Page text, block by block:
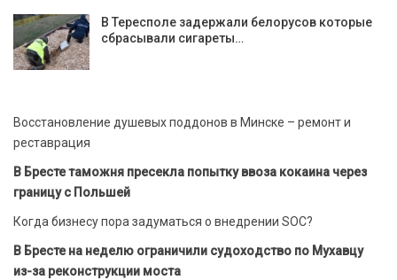
В Тересполе задержали белорусов которые
сбрасывали сигареты…
Восстановление душевых поддонов в Минске – ремонт и
реставрация
В Бресте таможня пресекла попытку ввоза кокаина через
границу с Польшей
Когда бизнесу пора задуматься о внедрении SOC?
В Бресте на неделю ограничили судоходство по Мухавцу
из-за реконструкции моста